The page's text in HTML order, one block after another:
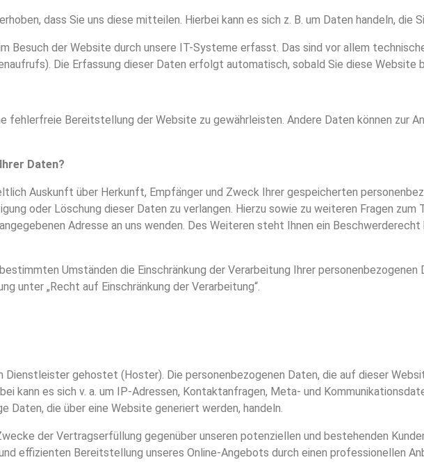
dass Sie uns diese mitteilen. Hierbei kann es sich z. B. um Daten handeln, die
Besuch der Website durch unsere IT-Systeme erfasst. Das sind vor allem
Die Erfassung dieser Daten erfolgt automatisch, sobald Sie diese Website
fehlerfreie Bereitstellung der Website zu gewährleisten. Andere Daten können zur
Daten?
Auskunft über Herkunft, Empfänger und Zweck Ihrer gespeicherten
oder Löschung dieser Daten zu verlangen. Hierzu sowie zu weiteren Fragen zum
Adresse an uns wenden. Des Weiteren steht Ihnen ein Beschwerderecht
Umständen die Einschränkung der Verarbeitung Ihrer personenbezogenen
unter „Recht auf Einschränkung der Verarbeitung“.
Dienstleister gehostet (Hoster). Die personenbezogenen Daten, die auf dieser
kann es sich v. a. um IP-Adressen, Kontaktanfragen, Meta- und
Daten, die über eine Website generiert werden, handeln.
der Vertragserfüllung gegenüber unseren potenziellen und bestehenden
effizienten Bereitstellung unseres Online-Angebots durch einen professionellen